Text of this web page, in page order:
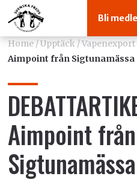
Bli
Home/Upptäck/Vapenexport
Aimpoint från Sigtunamässa
Aimpoint från
Sigtunamässa